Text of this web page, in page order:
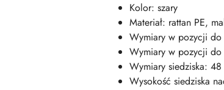
Kolor: szary
Materiał: rattan PE,
Wymiary w pozycji do
Wymiary w pozycji do
Wymiary siedziska:
Wysokość siedziska